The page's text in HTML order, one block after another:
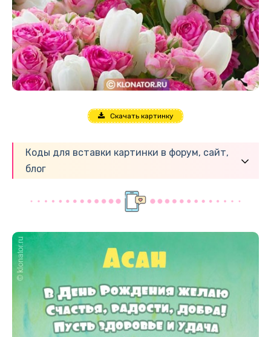
Скачать картинку
Коды для вставки картинки в форум, сайт,
блог